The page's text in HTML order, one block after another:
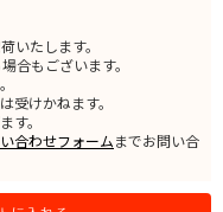
いたします。
合もございます。
けかねます。
す。
合わせフォームまでお問い合